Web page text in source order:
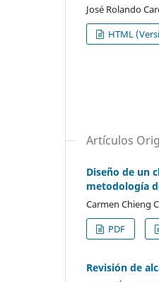
José Rolando
HTML
Artículos
Diseño de un
metodología
Carmen Chieng
PDF
Revisión de